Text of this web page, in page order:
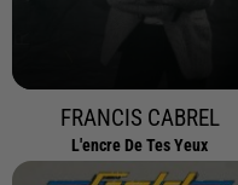
FRANCIS CABREL
L'encre De Tes Yeux